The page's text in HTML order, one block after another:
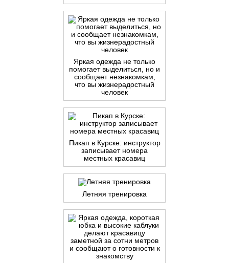
Яркая одежда не только
помогает выделиться, но и
сообщает незнакомкам,
что вы жизнерадостный
человек
Пикап в Курске: инструктор
записывает номера
местных красавиц
Летняя тренировка